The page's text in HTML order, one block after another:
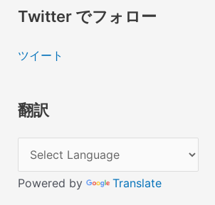
Twitter でフォロー
ツイート
翻訳
Powered by Translate